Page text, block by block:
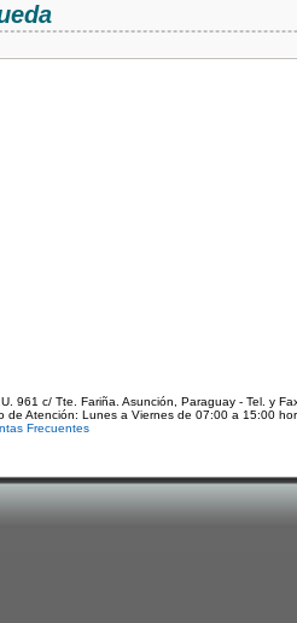
961 c/ Tte. Fariña. Asunción, Paraguay - Tel. y
de Atención: Lunes a Viernes de 07:00 a 15:00
Frecuentes